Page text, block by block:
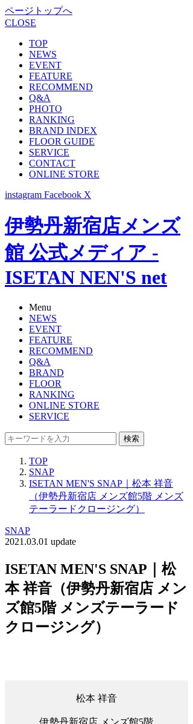
ページトップへ
CLOSE
TOP
NEWS
EVENT
FEATURE
RECOMMEND
Q&A
PHOTO
RANKING
BRAND INDEX
FLOOR GUIDE
SERVICE
CONTACT
ONLINE STORE
instagram Facebook X
伊勢丹新宿店メンズ
館 公式メディア -
ISETAN NEN'S net
Menu
NEWS
EVENT
FEATURE
RECOMMEND
Q&A
BRAND
FLOOR
RANKING
ONLINE STORE
SERVICE
検索
TOP
SNAP
ISETAN MEN'S SNAP｜松本 祥音
（伊勢丹新宿店 メンズ館5階 メンズ
テーラードクロージング）
SNAP
2021.03.01 update
ISETAN MEN'S SNAP｜松
本 祥音（伊勢丹新宿店 メン
ズ館5階 メンズテーラード
クロージング）
松本 祥音
伊勢丹新宿店 メンズ館5階